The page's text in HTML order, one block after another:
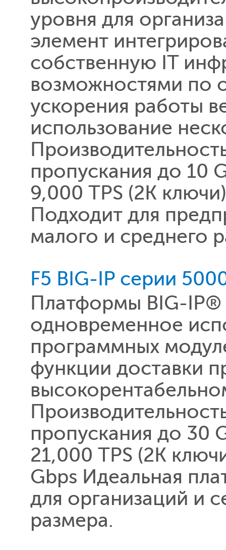
уровня для
элемент
собственную IT
возможностями по
ускорения работы
использование
пропускания до 10
9,000 TPS (2K
Подходит для
малого и среднего
F5 BIG-IP серии
Платформы BIG-
одновременное
программных
функции доставки
пропускания до 30
21,000 TPS (2K
Gbps Идеальная
для организаций и
размера.